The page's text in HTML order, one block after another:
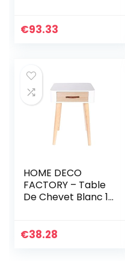
lopers, unieke
€93.33
HOME DECO
FACTORY – Table
De Chevet Blanc 1
Chambre
€38.28